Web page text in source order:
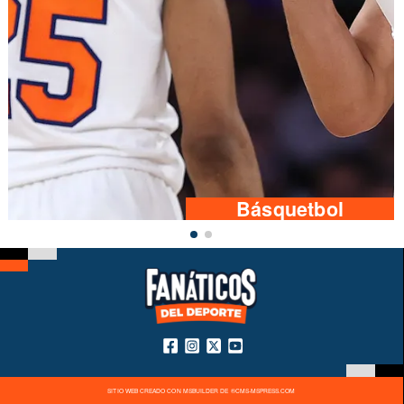
Básquetbol
SITIO WEB CREADO CON MSBUILDER DE ®CMS-MSPRESS.COM